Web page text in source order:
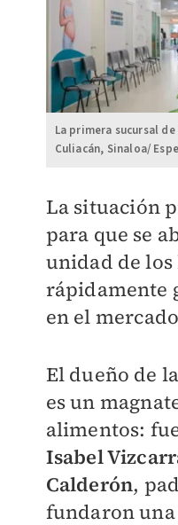
La primera sucursal
Culiacán, Sinaloa/
La situación
para que se
unidad de
rápidamente
en el
El dueño de
es un
alimentos:
Isabel
Calderón,
fundaron